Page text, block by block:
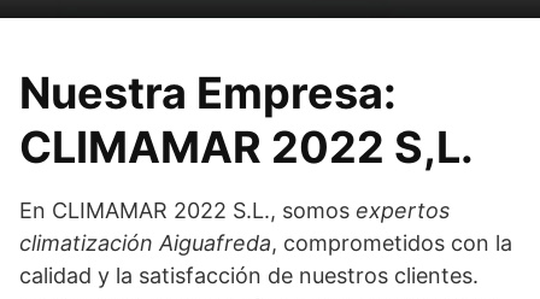
Nuestra Empresa:
CLIMAMAR 2022 S,L.
En CLIMAMAR 2022 S.L., somos expertos
climatización Aiguafreda, comprometidos con la
calidad y la satisfacción de nuestros clientes.